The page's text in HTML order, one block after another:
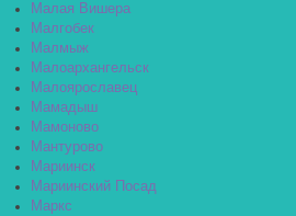
Малая Вишера
Малгобек
Малмыж
Малоархангельск
Малоярославец
Мамадыш
Мамоново
Мантурово
Мариинск
Мариинский Посад
Маркс